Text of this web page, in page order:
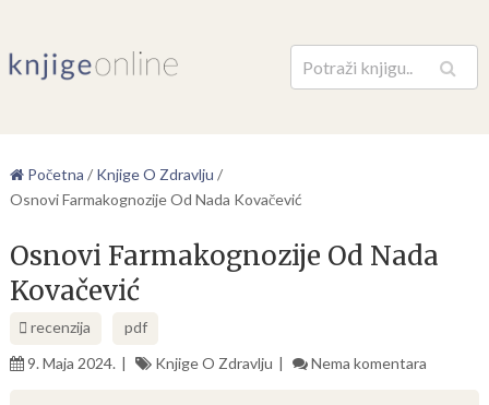
Pretraga
Početna / Knjige O Zdravlju /
Osnovi Farmakognozije Od Nada Kovačević
Osnovi Farmakognozije Od Nada
Kovačević
recenzija
pdf
9. Maja 2024.
Knjige O Zdravlju Nema komentara